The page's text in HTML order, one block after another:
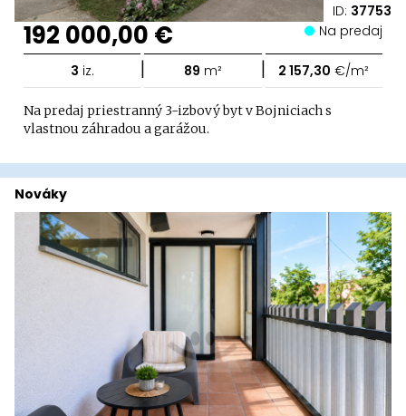
ID: 37753
192 000,00 € Na predaj
3 iz. | 89 m² | 2 157,30 €/m²
Na predaj priestranný 3-izbový byt v Bojniciach s
vlastnou záhradou a garážou.
Nováky